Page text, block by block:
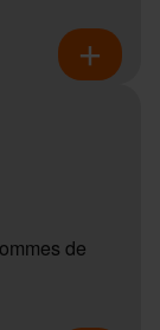
de